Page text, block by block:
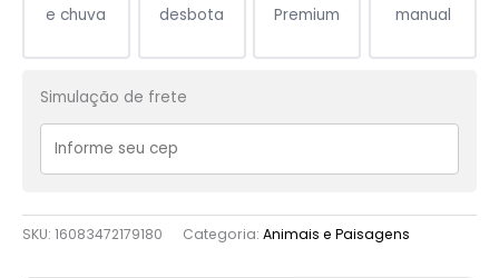
e chuva
desbota
Premium
manual
Simulação de frete
SKU: 16083472179180 Categoria: Animais e Paisagens